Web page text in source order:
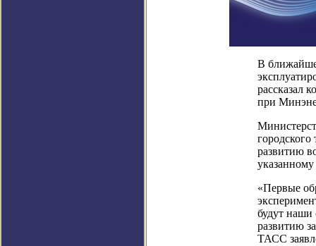
В
рассказал
при
развитию
«Первые
будут наши
развитию
ТАСС